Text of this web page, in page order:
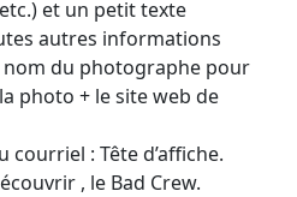
et un petit texte
autres informations
du photographe pour
photo + le site web de
: Tête d’affiche.
, le Bad Crew.